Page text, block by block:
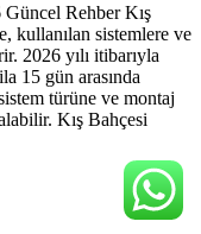
Güncel Rehber Kış
kullanılan sistemlere ve
2026 yılı itibarıyla
15 gün arasında
türüne ve montaj
Kış Bahçesi